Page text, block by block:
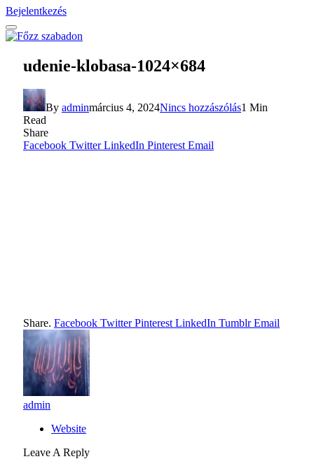
Bejelentkezés
udenie-klobasa-1024×684
By adminmárcius 4, 2024Nincs hozzászólás1 Min
Read
Share
Facebook Twitter LinkedIn Pinterest Email
Share. Facebook Twitter Pinterest LinkedIn Tumblr Email
admin
Website
Leave A Reply